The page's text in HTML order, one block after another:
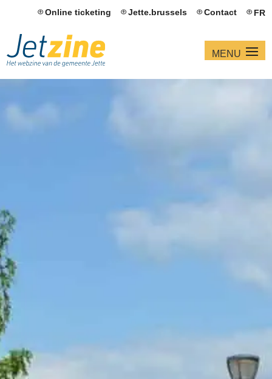
Online ticketing Jette.brussels Contact FR